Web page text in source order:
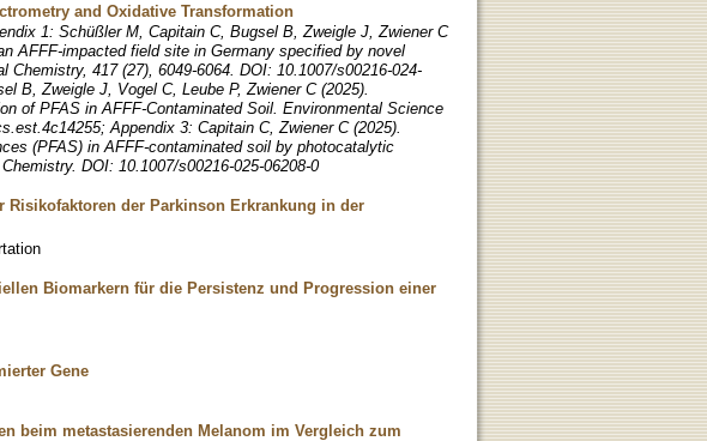
and Oxidative Transformation
1: Schüßler M, Capitain C, Bugsel B, Zweigle J, Zwiener C
AFFF-impacted field site in Germany specified by novel
417 (27), 6049-6064. DOI: 10.1007/s00216-024-
B, Zweigle J, Vogel C, Leube P, Zwiener C (2025).
of PFAS in AFFF-Contaminated Soil. Environmental Science
Appendix 3: Capitain C, Zwiener C (2025).
(PFAS) in AFFF-contaminated soil by photocatalytic
DOI: 10.1007/s00216-025-06208-0
der Parkinson Erkrankung in der
Biomarkern für die Persistenz und Progression einer
Gene
beim metastasierenden Melanom im Vergleich zum